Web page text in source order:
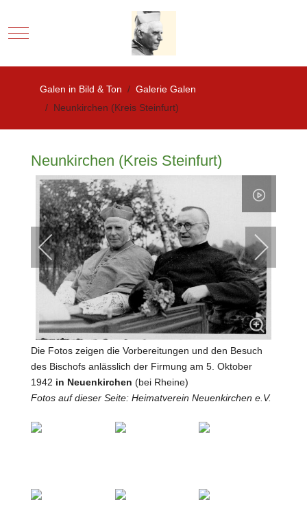
Mobile Menu Toggle
Galen in Bild & Ton
Galerie Galen
Neunkirchen (Kreis Steinfurt)
Neunkirchen (Kreis Steinfurt)
Die Fotos zeigen die Vorbereitungen und den Besuch
des Bischofs anlässlich der Firmung am 5. Oktober
1942 in Neuenkirchen(bei Rheine)
Fotos auf dieser Seite:Heimatverein Neuenkirchen e.V.